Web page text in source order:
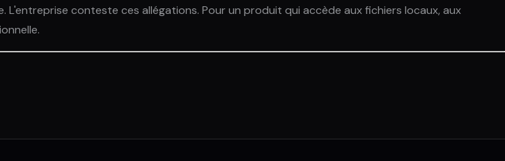
conteste ces allégations. Pour un produit qui accède aux fichiers locaux, aux